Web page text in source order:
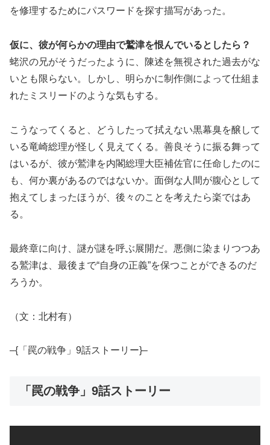
を修理するためにパスワードを探す描写があった。
仮に、彼が何らかの理由で鷲津を恨んでいるとしたら？
蛯沢の兄がそうだったように、陳述を無視された過去がな
いとも限らない。しかし、明らかに制作側によって仕組ま
れたミスリードのような気もする。
こうなってくると、どうしたって拭えない黒幕臭を醸して
いる竜崎総理が怪しく見えてくる。善良そうに振る舞って
はいるが、彼が鷲津を内閣総理大臣補佐官に任命したのに
も、何か裏があるのではないか。面倒な人間が腹心として
抱えてしまったほうが、後々のことを考えたら楽ではあ
る。
最終章に向け、謎が謎を呼ぶ展開だ。悪側に染まりつつあ
る鷲津は、最後まで“自身の正義”を保つことができるのだ
ろうか。
（文：北村有）
–{「罠の戦争」9話ストーリー}–
「罠の戦争」9話ストーリー